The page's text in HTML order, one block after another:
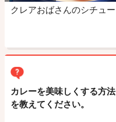
クレアおばさんのシチュー
カレーを美味しくする方法
を教えてください。